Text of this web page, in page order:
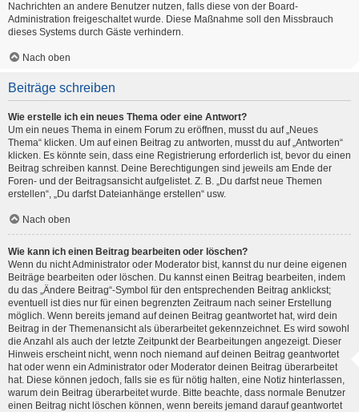
Nachrichten an andere Benutzer nutzen, falls diese von der Board-
Administration freigeschaltet wurde. Diese Maßnahme soll den Missbrauch
dieses Systems durch Gäste verhindern.
Nach oben
Beiträge schreiben
Wie erstelle ich ein neues Thema oder eine Antwort?
Um ein neues Thema in einem Forum zu eröffnen, musst du auf „Neues
Thema“ klicken. Um auf einen Beitrag zu antworten, musst du auf „Antworten“
klicken. Es könnte sein, dass eine Registrierung erforderlich ist, bevor du einen
Beitrag schreiben kannst. Deine Berechtigungen sind jeweils am Ende der
Foren- und der Beitragsansicht aufgelistet. Z. B. „Du darfst neue Themen
erstellen“, „Du darfst Dateianhänge erstellen“ usw.
Nach oben
Wie kann ich einen Beitrag bearbeiten oder löschen?
Wenn du nicht Administrator oder Moderator bist, kannst du nur deine eigenen
Beiträge bearbeiten oder löschen. Du kannst einen Beitrag bearbeiten, indem
du das „Ändere Beitrag“-Symbol für den entsprechenden Beitrag anklickst;
eventuell ist dies nur für einen begrenzten Zeitraum nach seiner Erstellung
möglich. Wenn bereits jemand auf deinen Beitrag geantwortet hat, wird dein
Beitrag in der Themenansicht als überarbeitet gekennzeichnet. Es wird sowohl
die Anzahl als auch der letzte Zeitpunkt der Bearbeitungen angezeigt. Dieser
Hinweis erscheint nicht, wenn noch niemand auf deinen Beitrag geantwortet
hat oder wenn ein Administrator oder Moderator deinen Beitrag überarbeitet
hat. Diese können jedoch, falls sie es für nötig halten, eine Notiz hinterlassen,
warum dein Beitrag überarbeitet wurde. Bitte beachte, dass normale Benutzer
einen Beitrag nicht löschen können, wenn bereits jemand darauf geantwortet